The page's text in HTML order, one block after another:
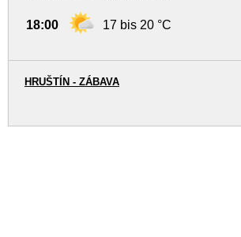
18:00 17 bis 20 °C
HRUŠTÍN - ZÁBAVA